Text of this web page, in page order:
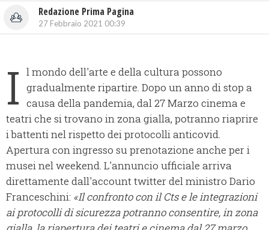
Redazione Prima Pagina
27 Febbraio 2021 00:39
I l mondo dell'arte e della cultura possono
gradualmente ripartire. Dopo un anno di stop a
causa della pandemia, dal 27 Marzo cinema e
teatri che si trovano in zona gialla, potranno riaprire
i battenti nel rispetto dei protocolli anticovid.
Apertura con ingresso su prenotazione anche per i
musei nel weekend. L'annuncio ufficiale arriva
direttamente dall'account twitter del ministro Dario
Franceschini: «Il confronto con il Cts e le integrazioni
ai protocolli di sicurezza potranno consentire, in zona